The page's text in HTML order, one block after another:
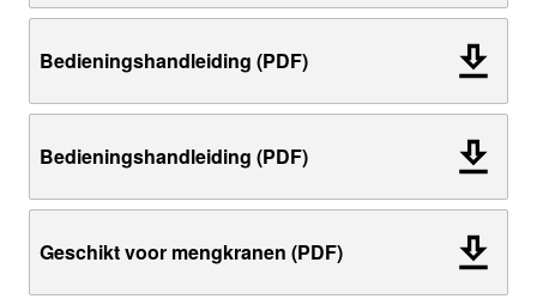
Bedieningshandleiding (PDF)
Bedieningshandleiding (PDF)
Geschikt voor mengkranen (PDF)